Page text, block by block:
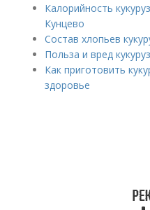
Калорийность
Кунцево
Состав хлопьев
Польза и вред
Как приготовить
здоровье